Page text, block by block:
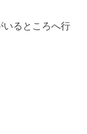
いるところへ行